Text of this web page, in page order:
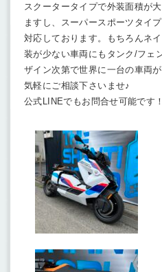
スクータータイプで外装面積が
ますし、スーパースポーツタイ
対応しております。もちろんネ
装が少ない車両にもタンク/フェ
ザイン次第で世界に一台の車両
気軽にご相談下さいませ♪
公式LINEでもお問合せ可能です